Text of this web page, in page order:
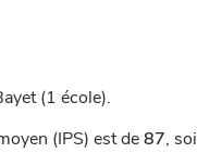
(1 école).
(IPS) est de87,